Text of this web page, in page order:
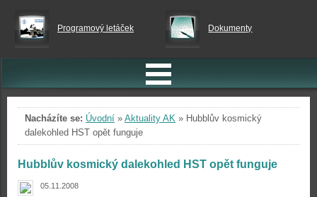
Programový letáček Dokumenty
Nacházíte se: Úvodní » Aktuality AK » Hubblův kosmický
dalekohled HST opět funguje
Hubblův kosmický dalekohled HST opět funguje
05.11.2008